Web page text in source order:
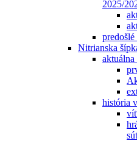
2025/
predošlé
Nitrianska
aktuálna
história